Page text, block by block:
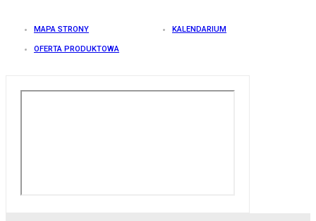
MAPA STRONY KALENDARIUM
OFERTA PRODUKTOWA